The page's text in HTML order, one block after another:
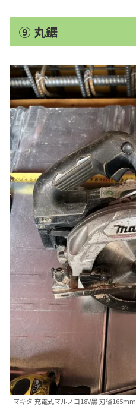
⑨ 丸鋸
マキタ 充電式マルノコ18V黒 刃径165mm